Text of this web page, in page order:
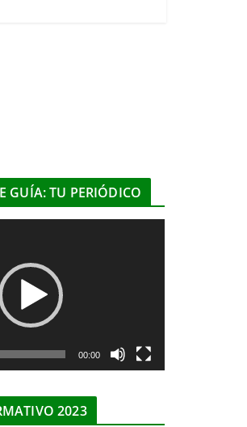
GUÍA: TU PERIÓDICO
00:00
2023